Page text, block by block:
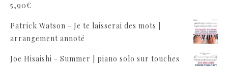
5,90€
Patrick Watson - Je te laisserai des mots |
arrangement annoté
Joe Hisaishi - Summer | piano solo sur touches